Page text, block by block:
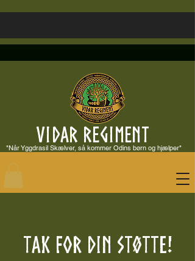
VIDAR REGIMENT
"Når Yggdrasil Skælver, så kommer Odins børn og hjælper"
Tak for din støtte!